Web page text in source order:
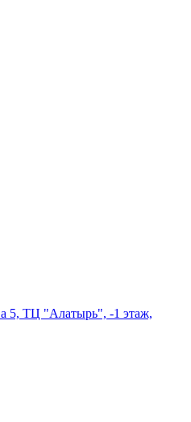
5, ТЦ "Алатырь", -1 этаж,